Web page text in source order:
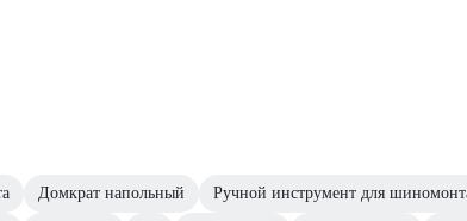
Домкрат напольный Ручной инструмент для